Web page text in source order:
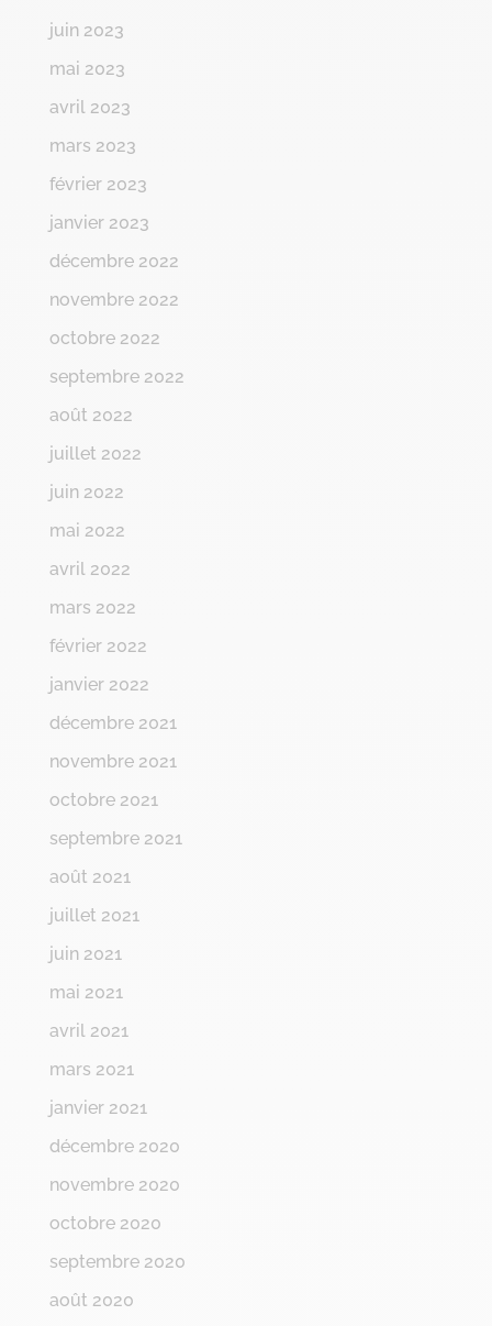
juin 2023
mai 2023
avril 2023
mars 2023
février 2023
janvier 2023
décembre 2022
novembre 2022
octobre 2022
septembre 2022
août 2022
juillet 2022
juin 2022
mai 2022
avril 2022
mars 2022
février 2022
janvier 2022
décembre 2021
novembre 2021
octobre 2021
septembre 2021
août 2021
juillet 2021
juin 2021
mai 2021
avril 2021
mars 2021
janvier 2021
décembre 2020
novembre 2020
octobre 2020
septembre 2020
août 2020